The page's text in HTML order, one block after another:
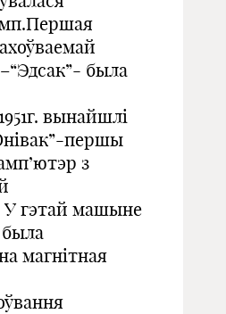
была
вынайшлі
першы
з
У гэтай машыне
магнітная